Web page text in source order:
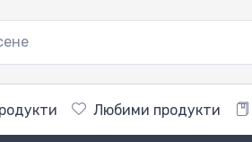
Любими продукти